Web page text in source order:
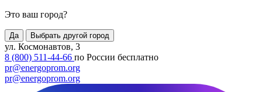
Это ваш город?
Да Выбрать другой город
ул. Космонавтов, 3
8 (800) 511-44-66 по России бесплатно
pr@energoprom.org
pr@energoprom.org